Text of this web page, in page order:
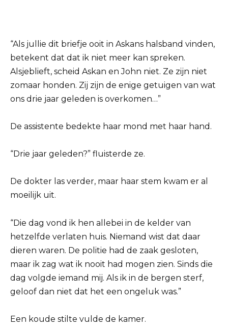
“Als jullie dit briefje ooit in Askans halsband vinden,
betekent dat dat ik niet meer kan spreken.
Alsjeblieft, scheid Askan en John niet. Ze zijn niet
zomaar honden. Zij zijn de enige getuigen van wat
ons drie jaar geleden is overkomen…”
De assistente bedekte haar mond met haar hand.
“Drie jaar geleden?” fluisterde ze.
De dokter las verder, maar haar stem kwam er al
moeilijk uit.
“Die dag vond ik hen allebei in de kelder van
hetzelfde verlaten huis. Niemand wist dat daar
dieren waren. De politie had de zaak gesloten,
maar ik zag wat ik nooit had mogen zien. Sinds die
dag volgde iemand mij. Als ik in de bergen sterf,
geloof dan niet dat het een ongeluk was.”
Een koude stilte vulde de kamer.